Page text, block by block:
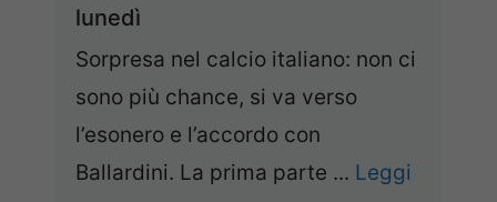
lunedì
Sorpresa nel calcio italiano: non ci
sono più chance, si va verso
l’esonero e l’accordo con
Ballardini. La prima parte ... Leggi